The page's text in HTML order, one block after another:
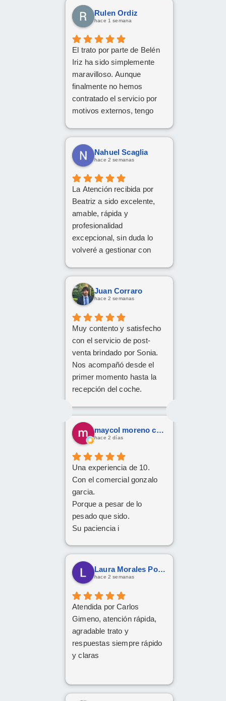
Rulen Ordiz
hace 1 semana
El trato por parte de Belén
Iriz ha sido simplemente
maravilloso. Aunque
finalmente no hemos
contratado el servicio por
motivos externos, tengo
decido dar el paso, volveré
a ponerme en sus manos
sin dudarlo. Da gusto
atentas, profesionales y
cercanas. ¡Muchísimas
Nahuel Scaglia
hace 2 semanas
La Atención recibida por
Beatriz a sido excelente,
amable, rápida y
profesionalidad
excepcional, sin duda lo
volveré a gestionar con
contrataciones.
Juan Corraro
hace 2 semanas
Muy contento y satisfecho
con el servicio de post-
venta brindado por Sonia.
Nos acompañó desde el
primer momento hasta la
recepción del coche.
nuestras consultas y nos
mantuvo constantemente
informados.
nuevo coche.
maycol moreno cuervo
hace 2 días
Una experiencia de 10.
Con el comercial gonzalo
garcia.
Porque a pesar de lo
pesado que sido.
Su paciencia i
Han cumplido el sueño de
mi familia
De tener el coche deseado.
cordial
Da gusto comunicarse con
personas asi.
Laura Morales Porras
hace 2 semanas
Atendida por Carlos
Gimeno, atención rápida,
agradable trato y
respuestas siempre rápido
y claras